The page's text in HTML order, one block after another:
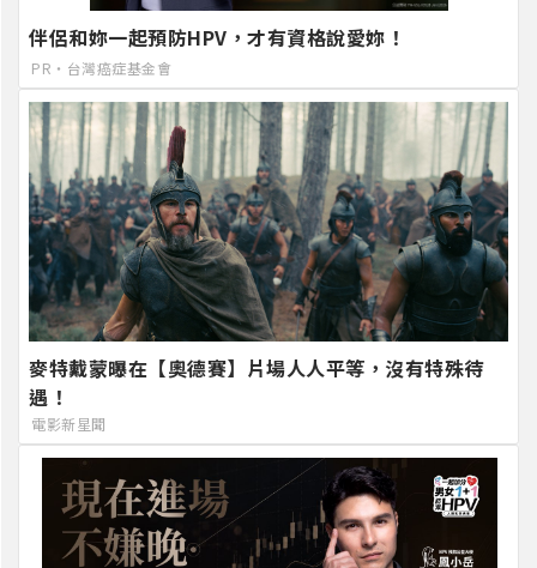
伴侶和妳一起預防HPV，才有資格說愛妳！
PR・台灣癌症基金會
麥特戴蒙曝在【奧德賽】片場人人平等，沒有特殊待
遇！
電影新星聞